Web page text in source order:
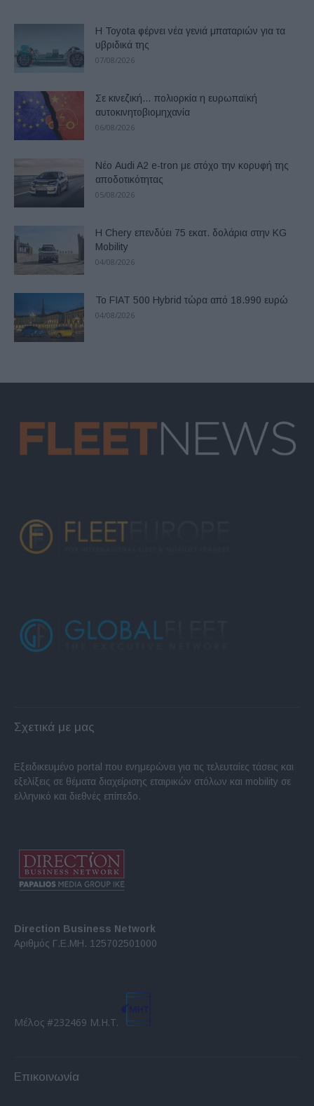
Η Toyota φέρνει νέα γενιά μπαταριών για τα
υβριδικά της
07/08/2026
Σε κινεζική… πολιορκία η ευρωπαϊκή
αυτοκινητοβιομηχανία
06/08/2026
Νέο Audi A2 e-tron με στόχο την κορυφή της
αποδοτικότητας
05/08/2026
Η Chery επενδύει 75 εκατ. δολάρια στην KG
Mobility
04/08/2026
Το FIAT 500 Hybrid τώρα από 18.990 ευρώ
04/08/2026
Σχετικά με μας
Εξειδικευμένο portal που ενημερώνει για τις τελευταίες τάσεις και
εξελίξεις σε θέματα διαχείρισης εταιρικών στόλων και mobility σε
ελληνικό και διεθνές επίπεδο.
Direction Business Network
Αριθμός Γ.Ε.ΜΗ. 125702501000
Μέλος #232469 Μ.Η.Τ.
Επικοινωνία